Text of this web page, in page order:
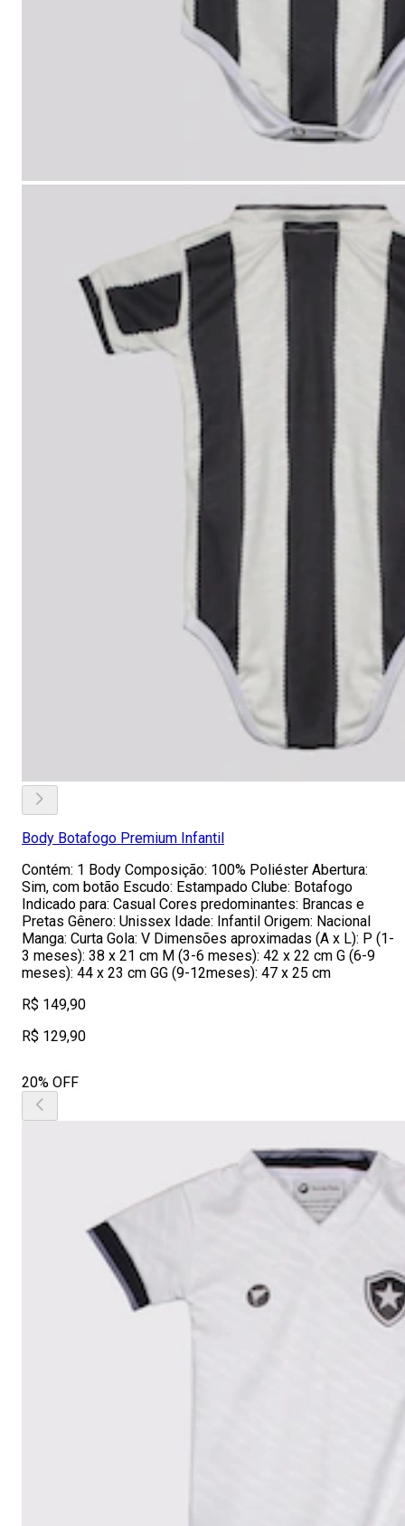
Body Botafogo Premium Infantil
Contém: 1 Body Composição: 100% Poliéster Abertura:
Sim, com botão Escudo: Estampado Clube: Botafogo
Indicado para: Casual Cores predominantes: Brancas e
Pretas Gênero: Unissex Idade: Infantil Origem: Nacional
Manga: Curta Gola: V Dimensões aproximadas (A x L): P (1-
3 meses): 38 x 21 cm M (3-6 meses): 42 x 22 cm G (6-9
meses): 44 x 23 cm GG (9-12meses): 47 x 25 cm
R$ 149,90
R$ 129,90
20% OFF